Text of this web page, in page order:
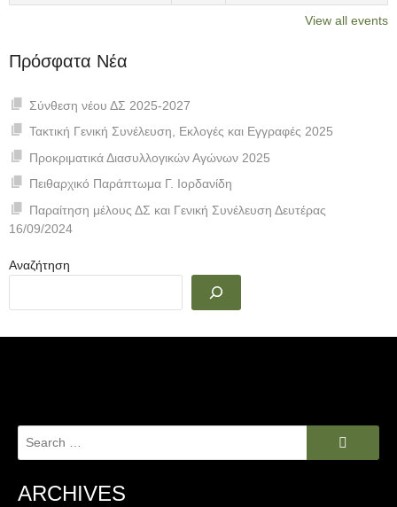
View all events
Πρόσφατα Νέα
Σύνθεση νέου ΔΣ 2025-2027
Τακτική Γενική Συνέλευση, Εκλογές και Εγγραφές 2025
Προκριματικά Διασυλλογικών Αγώνων 2025
Πειθαρχικό Παράπτωμα Γ. Ιορδανίδη
Παραίτηση μέλους ΔΣ και Γενική Συνέλευση Δευτέρας
16/09/2024
Αναζήτηση
ARCHIVES